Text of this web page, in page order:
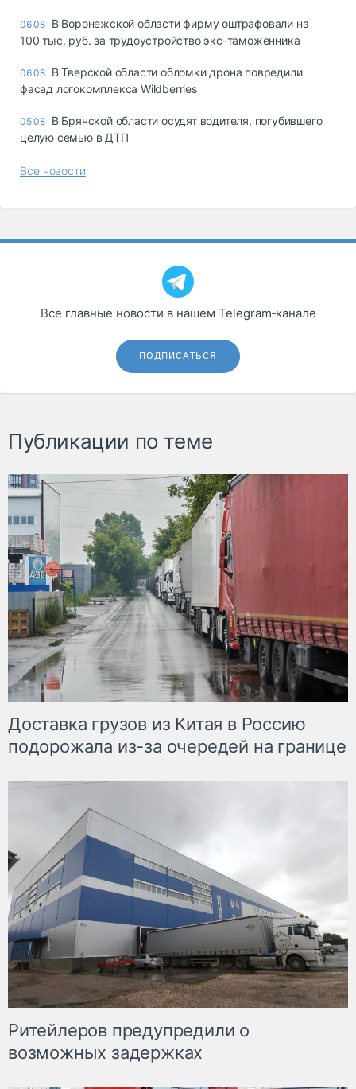
06.08 В Воронежской области фирму оштрафовали на
100 тыс. руб. за трудоустройство экс-таможенника
06.08 В Тверской области обломки дрона повредили
фасад логокомплекса Wildberries
05.08 В Брянской области осудят водителя, погубившего
целую семью в ДТП
Все новости
Все главные новости в нашем Telegram‑канале
ПОДПИСАТЬСЯ
Публикации по теме
Доставка грузов из Китая в Россию
подорожала из-за очередей на границе
Ритейлеров предупредили о
возможных задержках